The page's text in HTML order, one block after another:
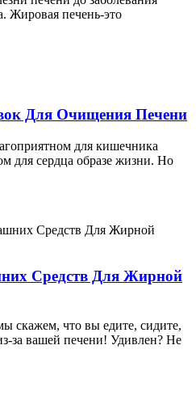
Жировая печень-это
Для Очищения Печени
для кишечника
для сердца образе жизни. Но
Средств Для Жирной
скажем, что вы едите, сидите,
за вашей печени! Удивлен? Не